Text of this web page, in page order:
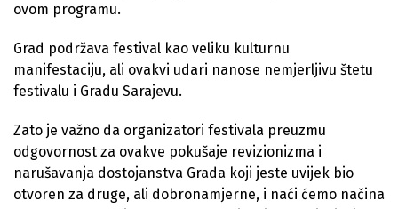
ovom programu.
Grad podržava festival kao veliku kulturnu
manifestaciju, ali ovakvi udari nanose nemjerljivu štetu
festivalu i Gradu Sarajevu.
Zato je važno da organizatori festivala preuzmu
odgovornost za ovakve pokušaje revizionizma i
narušavanja dostojanstva Grada koji jeste uvijek bio
otvoren za druge, ali dobronamjerne, i naći ćemo načina